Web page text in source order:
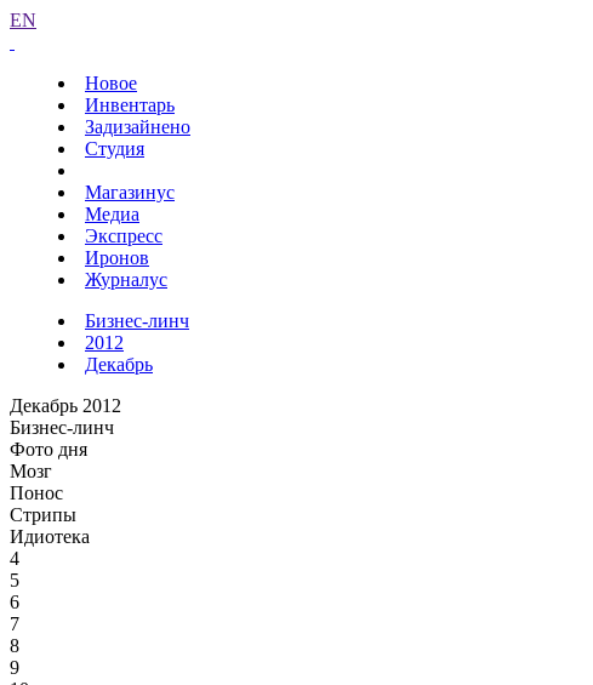
EN
Новое
Инвентарь
Задизайнено
Студия
Магазинус
Медиа
Экспресс
Иронов
Журналус
Бизнес-линч
2012
Декабрь
Декабрь 2012
Бизнес-линч
Фото дня
Мозг
Понос
Стрипы
Идиотека
4
5
6
7
8
9